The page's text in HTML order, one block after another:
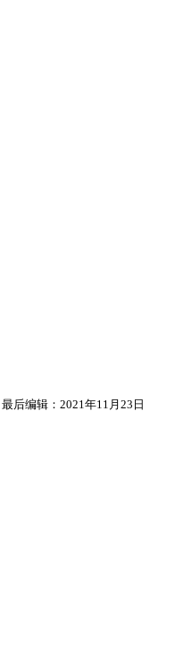
最后编辑： 2021年11月23日